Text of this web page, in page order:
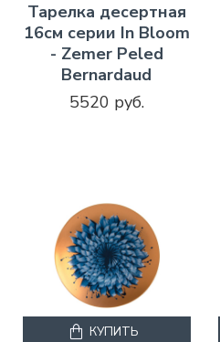
Тарелка десертная
16см серии In Bloom
- Zemer Peled
Bernardaud
5520 руб.
КУПИТЬ